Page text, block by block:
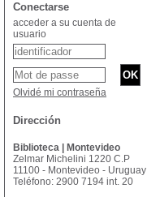
Conectarse
acceder a su cuenta de
usuario
Olvidé mi contraseña
Dirección
Biblioteca | Montevideo
Zelmar Michelini 1220 C.P
11100 - Montevideo - Uruguay
Teléfono: 2900 7194 int. 20